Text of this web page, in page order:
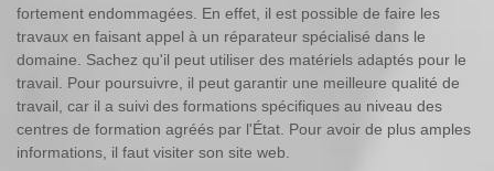
fortement endommagées. En effet, il est possible de faire les
travaux en faisant appel à un réparateur spécialisé dans le
domaine. Sachez qu'il peut utiliser des matériels adaptés pour le
travail. Pour poursuivre, il peut garantir une meilleure qualité de
travail, car il a suivi des formations spécifiques au niveau des
centres de formation agréés par l'État. Pour avoir de plus amples
informations, il faut visiter son site web.